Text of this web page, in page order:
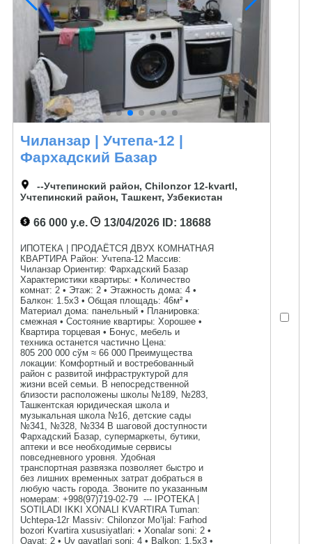
Чиланзар | Учтепа-12 |
Фархадский Базар
--Учтепинский район, Chilonzor 12-kvartl,
Учтепинский район, Ташкент, Узбекистан
66 000 у.е. 13/04/2026ID: 18688
ИПОТЕКА | ПРОДАЁТСЯ ДВУХ КОМНАТНАЯ
КВАРТИРА Район: Учтепа-12 Массив:
Чиланзар Ориентир: Фархадский Базар
Характеристики квартиры: • Количество
комнат: 2 • Этаж: 2 • Этажность дома: 4 •
Балкон: 1.5х3 • Общая площадь: 46м² •
Материал дома: панельный • Планировка:
смежная • Состояние квартиры: Хорошее •
Квартира торцевая • Бонус, мебель и
техника останется частично Цена:
805 200 000 сўм ≈ 66 000 Преимущества
локации: Комфортный и востребованный
район с развитой инфраструктурой для
жизни всей семьи. В непосредственной
близости расположены школы №189, №283,
Ташкентская юридическая школа и
музыкальная школа №16, детские сады
№341, №328, №334 В шаговой доступности
Фархадский Базар, супермаркеты, бутики,
аптеки и все необходимые сервисы
повседневного уровня. Удобная
транспортная развязка позволяет быстро и
без лишних временных затрат добраться в
любую часть города. Звоните по указанным
номерам: +998(97)719-02-79 --- IPOTEKA |
SOTILADI IKKI XONALI KVARTIRA Tuman:
Uchtepa-12г Massiv: Chilonzor Mo‘ljal: Farhod
bozori Kvartira xususiyatlari: • Xonalar soni: 2 •
Qavat: 2 • Uy qavatlari soni: 4 • Balkon: 1.5x3 •